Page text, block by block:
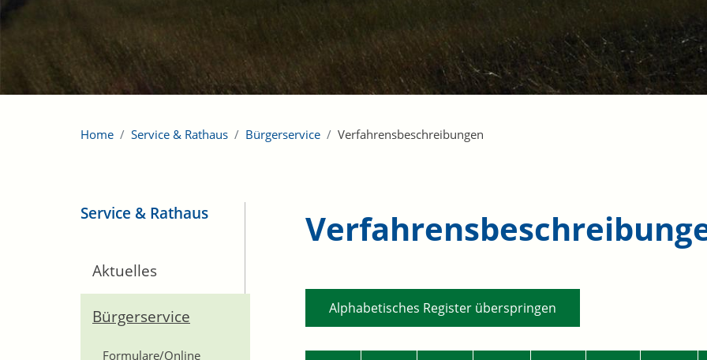
Home Service & Rathaus Bürgerservice Verfahrensbeschreibungen
Service & Rathaus
Aktuelles
Bürgerservice
Formulare/Online
Alphabetisches Register überspringen